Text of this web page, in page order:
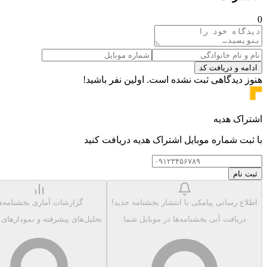
0
ادامه و دریافت کد
هنوز دیدگاهی ثبت نشده است. اولین نفر باشید!
اشتراک هدیه
با ثبت شماره موبایل اشتراک هدیه دریافت کنید
ثبت نام
اطلاع رسانی پیامکی با انتشار بخشنامه جدید!
دریافت آنی بخشنامه‌ها در موبایل شما
گزارشات آماری
تحلیل‌های پیشرفته و نمودارهای